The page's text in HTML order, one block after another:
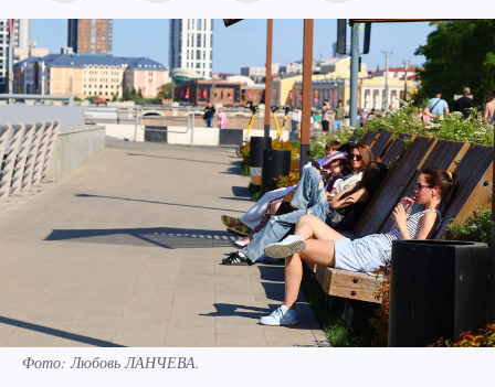
Фото:Любовь ЛАНЧЕВА.